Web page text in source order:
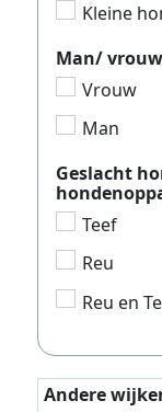
Kleine
Man/ vrouw
Vrouw
Man
Geslacht
Teef
Reu
Reu en
Andere